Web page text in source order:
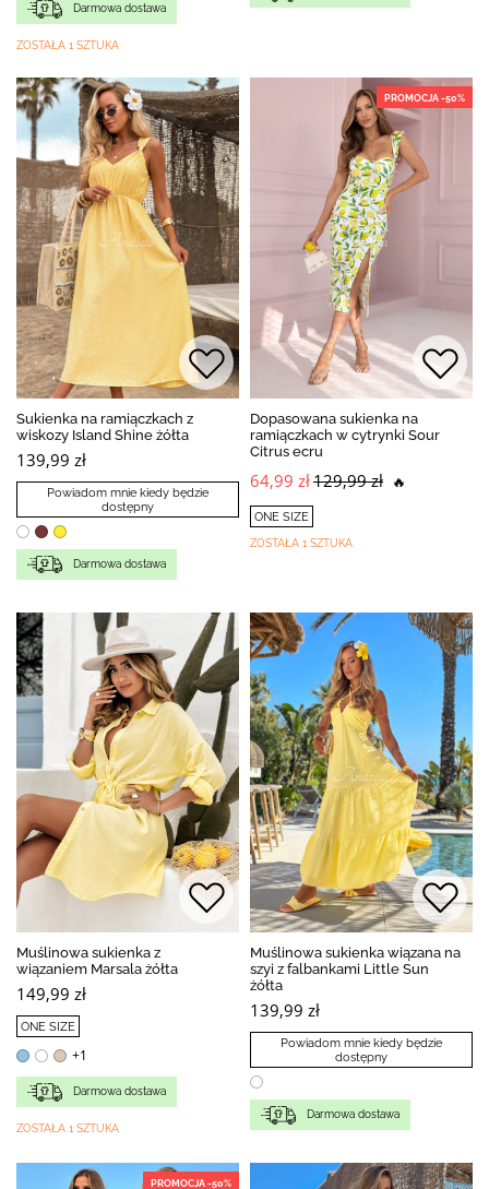
Darmowa dostawa
ZOSTAŁA 1 SZTUKA
Sukienka na ramiączkach z
wiskozy Island Shine żółta
139,99 zł
Powiadom mnie kiedy będzie
dostępny
Darmowa dostawa
PROMOCJA -50%
Dopasowana sukienka na
ramiączkach w cytrynki Sour
Citrus ecru
64,99 zł129,99 zł 🔥
ONE SIZE
ZOSTAŁA 1 SZTUKA
Muślinowa sukienka z
wiązaniem Marsala żółta
149,99 zł
ONE SIZE
+1
Darmowa dostawa
ZOSTAŁA 1 SZTUKA
Muślinowa sukienka wiązana na
szyi z falbankami Little Sun
żółta
139,99 zł
Powiadom mnie kiedy będzie
dostępny
Darmowa dostawa
PROMOCJA -50%